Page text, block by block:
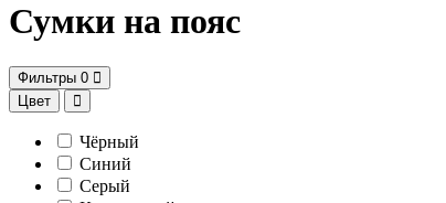
Сумки на пояс
Фильтры 0
Цвет
Чёрный
Синий
Серый